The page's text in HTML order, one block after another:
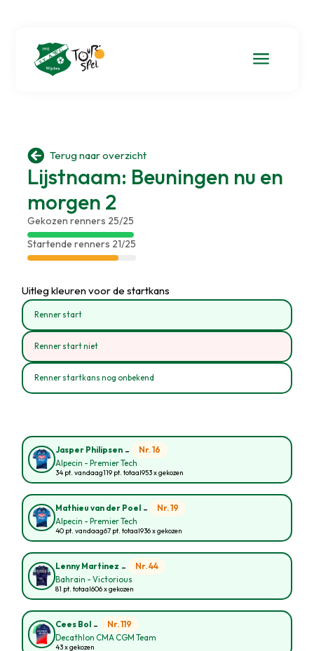
a
 Terug naar overzicht
Lijstnaam: Beuningen nu en
morgen 2
Gekozen renners 25/25
Startende renners 21/25
Uitleg kleuren voor de startkans
Renner start
Renner start niet
Renner startkans nog onbekend
Jasper Philipsen - Nr. 16
Alpecin - Premier Tech
34 pt. vandaag119 pt. totaal953 x gekozen
Mathieu van der Poel - Nr. 19
Alpecin - Premier Tech
40 pt. vandaag67 pt. totaal936 x gekozen
Lenny Martinez - Nr. 44
Bahrain - Victorious
81 pt. totaal606 x gekozen
Cees Bol - Nr. 119
Decathlon CMA CGM Team
43 x gekozen